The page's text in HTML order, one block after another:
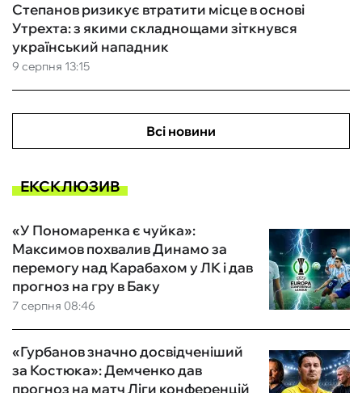
9 серпня 13:15
Степанов ризикує втратити місце в основі
Утрехта: з якими складнощами зіткнувся
український нападник
Всі новини
ЕКСКЛЮЗИВ
7 серпня 08:46
«У Пономаренка є чуйка»:
Максимов похвалив Динамо за
перемогу над Карабахом у ЛК і дав
прогноз на гру в Баку
«Гурбанов значно досвідченіший
за Костюка»: Демченко дав
прогноз на матч Ліги конференцій